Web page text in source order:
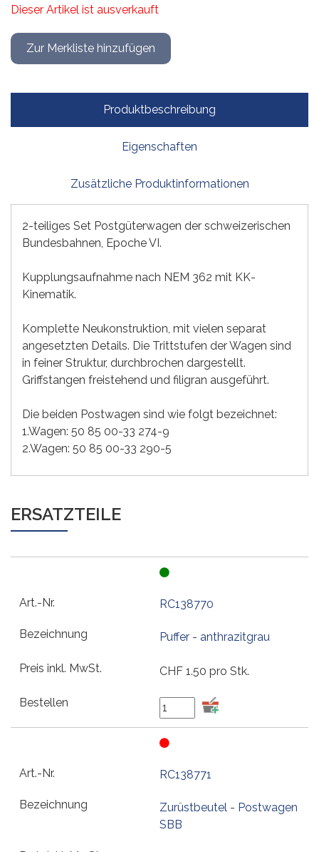
Dieser Artikel ist ausverkauft
Produktbeschreibung
Eigenschaften
Zusätzliche Produktinformationen
2-teiliges Set Postgüterwagen der schweizerischen
Bundesbahnen, Epoche VI.
Kupplungsaufnahme nach NEM 362 mit KK-
Kinematik.
Komplette Neukonstruktion, mit vielen separat
angesetzten Details. Die Trittstufen der Wagen sind
in feiner Struktur, durchbrochen dargestellt.
Griffstangen freistehend und filigran ausgeführt.
Die beiden Postwagen sind wie folgt bezeichnet:
1.Wagen: 50 85 00-33 274-9
2.Wagen: 50 85 00-33 290-5
ERSATZTEILE
RC138770
Puffer - anthrazitgrau
CHF 1.50 pro Stk.
RC138771
Zurüstbeutel - Postwagen
SBB